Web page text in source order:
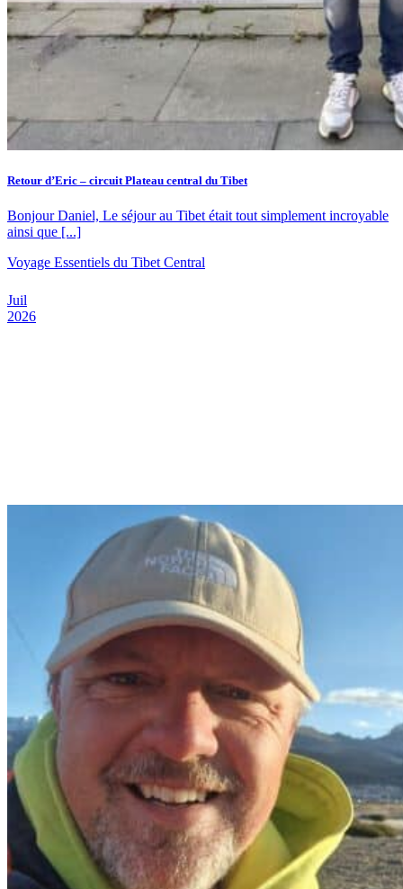
Retour d’Eric – circuit Plateau central du Tibet
Bonjour Daniel, Le séjour au Tibet était tout simplement incroyable
ainsi que [...]
Voyage Essentiels du Tibet Central
Juil
2026